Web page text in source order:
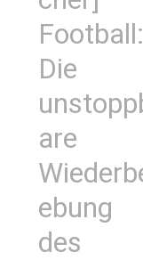
Football:
Die
are
ebung
des